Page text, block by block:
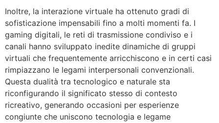
Inoltre, la interazione virtuale ha ottenuto gradi di
sofisticazione impensabili fino a molti momenti fa. I
gaming digitali, le reti di trasmissione condiviso e i
canali hanno sviluppato inedite dinamiche di gruppi
virtuali che frequentemente arricchiscono e in certi casi
rimpiazzano le legami interpersonali convenzionali.
Questa dualità tra tecnologico e naturale sta
riconfigurando il significato stesso di contesto
ricreativo, generando occasioni per esperienze
congiunte che uniscono tecnologia e legame